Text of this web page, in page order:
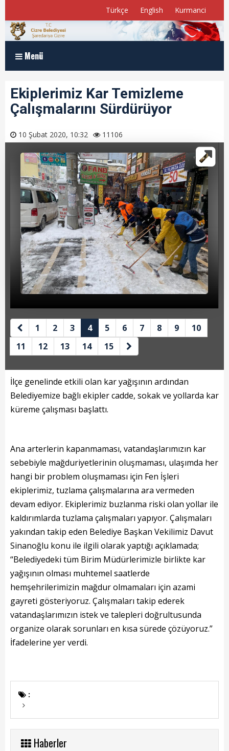
Türkçe English Kurmanci
Menü
Anasayfa
Kurumsal
Müdürlükler
Program ve Raporlar
Meclis Üyelerimiz
E-Belediye
Beyan Bilgileri
Borç Bilgileri
Tahakkuk Bilgileri
Tahsilat Bilgileri
Online Ödeme
Sicil Kodu ile Tahsilat
Şikayet Bildirim Formu
Şikayet Takip Formu
Başkanın Özgeçmişi
Başkanın Mesajı
Başkanın Albümü
Başkana Mesaj
Projeler
Tamamlanan Projeler
Devam Eden Projeler
Planlanan Projeler
Haberler
Kadın Politikalar
Kadın
Kültür
Ekiplerimiz Kar Temizleme
Çalışmalarını Sürdürüyor
10 Şubat 2020, 10:32 11106
1 2 3 4 5 6 7 8 9
10
11
12 13 14 15
İlçe genelinde etkili olan kar yağışının ardından
Belediyemize bağlı ekipler cadde, sokak ve yollarda kar
küreme çalışması başlattı.
Ana arterlerin kapanmaması, vatandaşlarımızın kar
sebebiyle mağduriyetlerinin oluşmaması, ulaşımda her
hangi bir problem oluşmaması için Fen İşleri
ekiplerimiz, tuzlama çalışmalarına ara vermeden
devam ediyor. Ekiplerimiz buzlanma riski olan yollar ile
kaldırımlarda tuzlama çalışmaları yapıyor. Çalışmaları
yakından takip eden Belediye Başkan Vekilimiz Davut
Sinanoğlu konu ile ilgili olarak yaptığı açıklamada;
“Belediyedeki tüm Birim Müdürlerimizle birlikte kar
yağışının olması muhtemel saatlerde
hemşehrilerimizin mağdur olmamaları için azami
gayreti gösteriyoruz. Çalışmaları takip ederek
vatandaşlarımızın istek ve talepleri doğrultusunda
organize olarak sorunları en kısa sürede çözüyoruz.”
İfadelerine yer verdi.
:
Haberler